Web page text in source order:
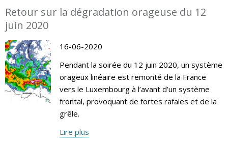
Retour sur la dégradation orageuse du 12
juin 2020
16-06-2020
Pendant la soirée du 12 juin 2020, un système
orageux linéaire est remonté de la France
vers le Luxembourg à l’avant d’un système
frontal, provoquant de fortes rafales et de la
grêle.
Lire plus